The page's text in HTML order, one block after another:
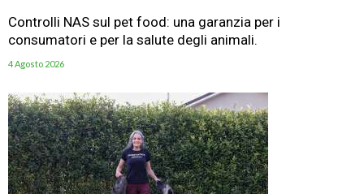
Controlli NAS sul pet food: una garanzia per i
consumatori e per la salute degli animali.
4 Agosto 2026